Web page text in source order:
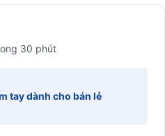
30 phút
tay dành cho bán lẻ